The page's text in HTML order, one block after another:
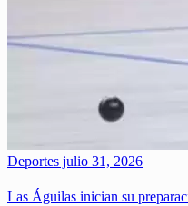
Deportes julio 31, 2026
Las Águilas inician su